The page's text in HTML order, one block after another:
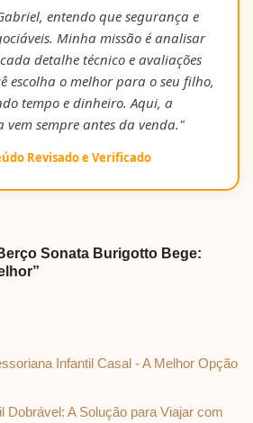
entendo que segurança e
Minha missão é analisar
detalhe técnico e avaliações
escolha o melhor para o seu filho,
tempo e dinheiro. Aqui, a
sempre antes da venda."
Revisado e Verificado
Sonata Burigotto Bege:
Infantil Casal - A Melhor Opção
Dobrável: A Solução para Viajar com